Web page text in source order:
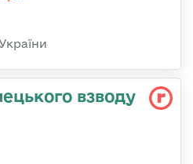
взводу